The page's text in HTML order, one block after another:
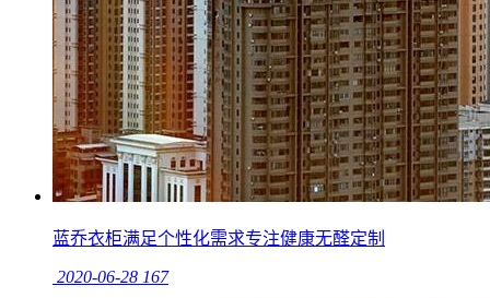
蓝乔衣柜满足个性化需求专注健康无醛定制
2020-06-28 167